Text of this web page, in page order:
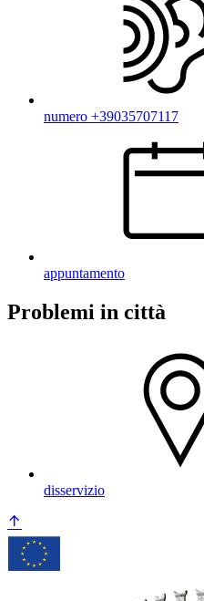
numero +39035707117
appuntamento
Problemi in città
disservizio